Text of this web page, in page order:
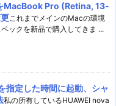
MacBook Pro (Retina, 13-
これまでメインのMacの環境
ックを新品で購入してきま ...
指定した時間に起動、シャ
私の所有しているHUAWEI nova